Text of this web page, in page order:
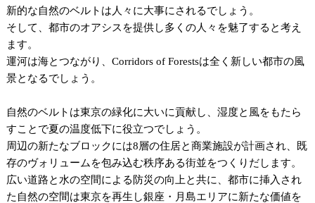
新的な自然のベルトは人々に大事にされるでしょう。
そして、都市のオアシスを提供し多くの人々を魅了すると考え
ます。
運河は海とつながり、Corridors of Forestsは全く新しい都市の風
景となるでしょう。
自然のベルトは東京の緑化に大いに貢献し、湿度と風をもたら
すことで夏の温度低下に役立つでしょう。
周辺の新たなブロックには8層の住居と商業施設が計画され、既
存のヴォリュームを包み込む秩序ある街並をつくりだします。
広い道路と水の空間による防災の向上と共に、都市に挿入され
た自然の空間は東京を再生し銀座・月島エリアに新たな価値を